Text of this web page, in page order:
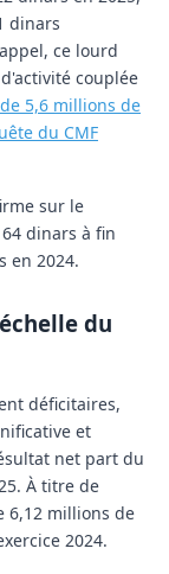
dinars
ce lourd
couplée
5,6 millions de
du CMF
sur le
dinars à fin
en 2024.
du
déficitaires,
et
net part du
À titre de
6,12 millions de
2024.